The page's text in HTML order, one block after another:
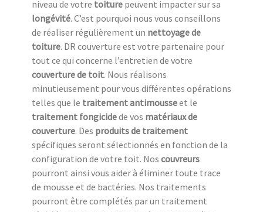
niveau de votre toiture peuvent impacter sur sa
longévité. C’est pourquoi nous vous conseillons
de réaliser régulièrement un nettoyage de
toiture. DR couverture est votre partenaire pour
tout ce qui concerne l’entretien de votre
couverture de toit. Nous réalisons
minutieusement pour vous différentes opérations
telles que le traitement antimousseet le
traitement fongicidede vos matériaux de
couverture. Des produits de traitement
spécifiques seront sélectionnés en fonction de la
configuration de votre toit. Nos couvreurs
pourront ainsi vous aider à éliminer toute trace
de mousse et de bactéries. Nos traitements
pourront être complétés par un traitement